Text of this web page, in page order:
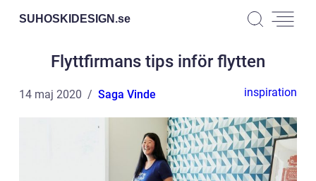
SUHOSKIDESIGN.se
Flyttfirmans tips inför flytten
14 maj 2020 Saga Vinde inspiration